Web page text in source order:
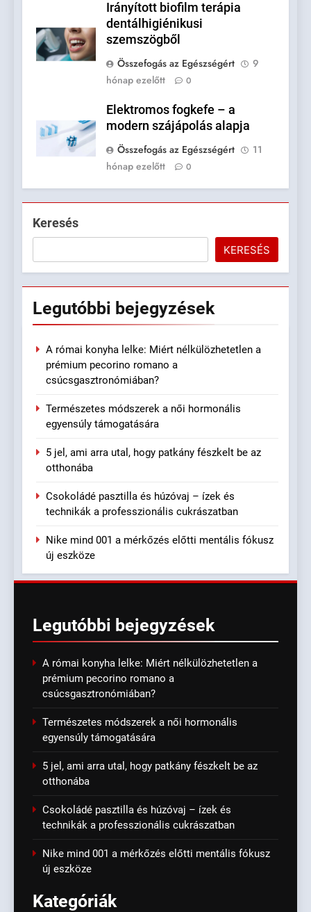
Irányított biofilm terápia
dentálhigiénikusi
szemszögből
Összefogás az Egészségért
9
hónap ezelőtt
0
Elektromos fogkefe – a
modern szájápolás alapja
Összefogás az Egészségért
11
hónap ezelőtt
0
Keresés
KERESÉS
Legutóbbi bejegyzések
A római konyha lelke: Miért nélkülözhetetlen a
prémium pecorino romano a
csúcsgasztronómiában?
Természetes módszerek a női hormonális
egyensúly támogatására
5 jel, ami arra utal, hogy patkány fészkelt be az
otthonába
Csokoládé pasztilla és húzóvaj – ízek és
technikák a professzionális cukrászatban
Nike mind 001 a mérkőzés előtti mentális fókusz
új eszköze
Legutóbbi bejegyzések
A római konyha lelke: Miért nélkülözhetetlen a
prémium pecorino romano a
csúcsgasztronómiában?
Természetes módszerek a női hormonális
egyensúly támogatására
5 jel, ami arra utal, hogy patkány fészkelt be az
otthonába
Csokoládé pasztilla és húzóvaj – ízek és
technikák a professzionális cukrászatban
Nike mind 001 a mérkőzés előtti mentális fókusz
új eszköze
Kategóriák